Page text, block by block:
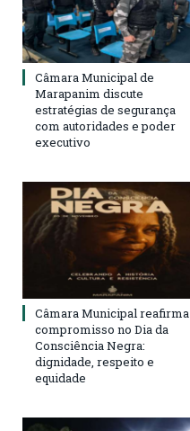
Câmara Municipal de
Marapanim discute
estratégias de segurança
com autoridades e poder
executivo
Câmara Municipal reafirma
compromisso no Dia da
Consciência Negra:
dignidade, respeito e
equidade